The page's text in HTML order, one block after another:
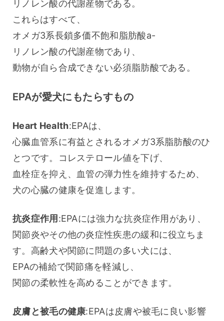
リノレン酸の代謝産物である。
これらはすべて、
オメガ3系長鎖多価不飽和脂肪酸a-
リノレン酸の代謝産物であり、
動物が自ら合成できない必須脂肪酸である。
EPAが愛犬にもたらすもの
Heart Health:EPAは、
心臓血管系に有益とされるオメガ3系脂肪酸のひ
とつです。コレステロール値を下げ、
血栓症を抑え、血管の弾力性を維持するため、
犬の心臓の健康を促進します。
抗炎症作用 :EPAには強力な抗炎症作用があり、
関節炎やその他の炎症性疾患の緩和に役立ちま
す。高齢犬や関節に問題の多い犬には、
EPAの補給で関節痛を軽減し、
関節の柔軟性を高めることができます。
皮膚と被毛の健康:EPAは皮膚や被毛に良い影響